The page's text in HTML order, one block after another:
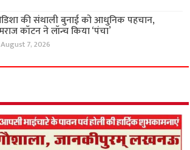
की संथाली बुनाई को आधुनिक पहचान,
कॉटन ने लॉन्च किया ‘पंचा’
August 7, 2026